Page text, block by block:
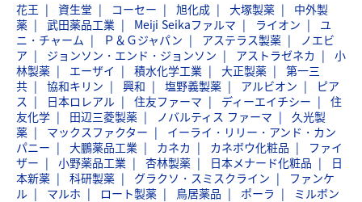
花王 資生堂 コーセー 旭化成 大塚製薬
中外製
薬
武田薬品工業 Meiji Seikaファルマ ライオン
ユ
ニ・チャーム
Ｐ＆Ｇジャパン アステラス製薬
ノエビ
ア
ジョンソン・エンド・ジョンソン アストラゼネカ
小
林製薬
エーザイ 積水化学工業 大正製薬
第一三
共
協和キリン 興和 塩野義製薬 アルビオン
ピア
ス
日本ロレアル 住友ファーマ ディーエイチシー
住
友化学
田辺三菱製薬 ノバルティス ファーマ
久光製
薬
マックスファクター
イーライ・リリー・アンド・カン
パニー
大鵬薬品工業 カネカ カネボウ化粧品
ファイ
ザー
小野薬品工業 杏林製薬 日本メナード化粧品
日
本新薬
科研製薬 グラクソ・スミスクライン
ファンケ
ル
マルホ ロート製薬 鳥居薬品 ポーラ ミルボン